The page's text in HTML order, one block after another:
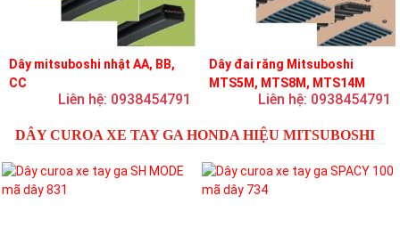
Dây mitsuboshi nhật AA, BB,
CC
Liên hệ: 0938454791
Dây đai răng Mitsuboshi
MTS5M, MTS8M, MTS14M
Liên hệ: 0938454791
DÂY CUROA XE TAY GA HONDA HIỆU MITSUBOSHI